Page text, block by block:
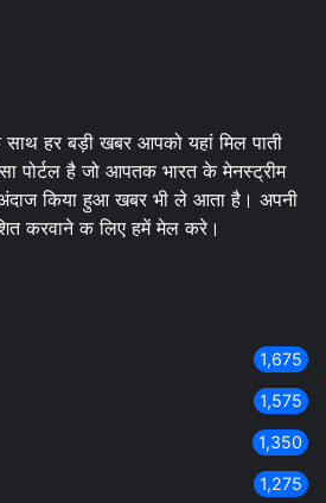
हर बड़ी खबर आपको यहां मिल पाती
पोर्टल है जो आपतक भारत के मेनस्ट्रीम
किया हुआ खबर भी ले आता है। अपनी
करवाने क लिए हमें मेल करे।
1,675
1,575
1,350
1,275